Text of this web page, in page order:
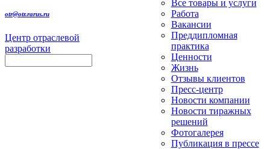
otr@otr.rarus.ru
Центр отраслевой
разработки
Все товары и услуги
Работа
Вакансии
Преддипломная
практика
Ценности
Жизнь
Отзывы клиентов
Пресс-центр
Новости компании
Новости тиражных
решений
Фотогалерея
Публикация в прессе